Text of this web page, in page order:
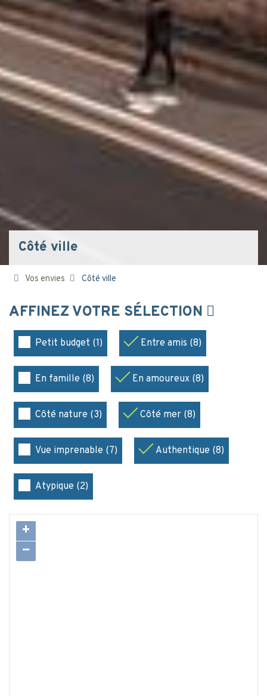
Côté ville
Vos envies Côté ville
AFFINEZ VOTRE SÉLECTION
Petit budget (1) Entre amis (8)
En famille (8) En amoureux (8)
Côté nature (3) Côté mer (8)
Vue imprenable (7) Authentique (8)
Atypique (2)
+
−